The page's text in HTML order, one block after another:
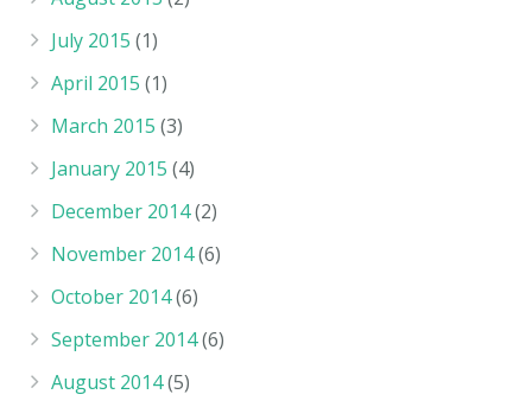
July 2015 (1)
April 2015 (1)
March 2015 (3)
January 2015 (4)
December 2014(2)
November 2014(6)
October 2014(6)
September 2014(6)
August 2014(5)